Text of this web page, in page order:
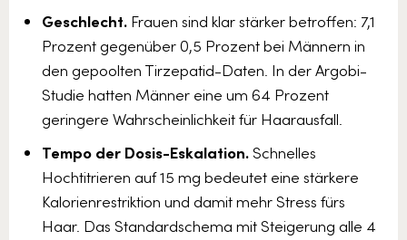
Geschlecht. Frauen sind klar stärker betroffen: 7,1
Prozent gegenüber 0,5 Prozent bei Männern in
den gepoolten Tirzepatid-Daten. In der Argobi-
Studie hatten Männer eine um 64 Prozent
geringere Wahrscheinlichkeit für Haarausfall.
Tempo der Dosis-Eskalation. Schnelles
Hochtitrieren auf 15 mg bedeutet eine stärkere
Kalorienrestriktion und damit mehr Stress fürs
Haar. Das Standardschema mit Steigerung alle 4